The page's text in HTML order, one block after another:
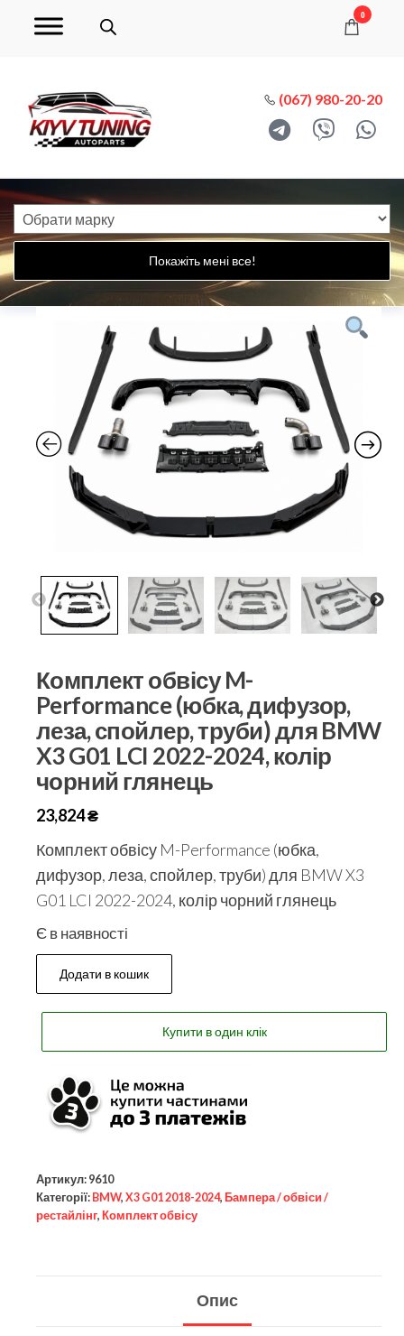
0
(067) 980-20-20
Покажіть мені все!
Комплект обвісу M-
Performance (юбка, дифузор,
леза, спойлер, труби) для BMW
X3 G01 LCI 2022-2024, колір
чорний глянець
23,824₴
Комплект обвісу M-Performance (юбка,
дифузор, леза, спойлер, труби) для BMW X3
G01 LCI 2022-2024, колір чорний глянець
Є в наявності
Додати в кошик
Купити в один клік
Артикул: 9610
Категорії: BMW, X3 G01 2018-2024, Бампера / обвіси /
рестайлінг, Комплект обвісу
Опис